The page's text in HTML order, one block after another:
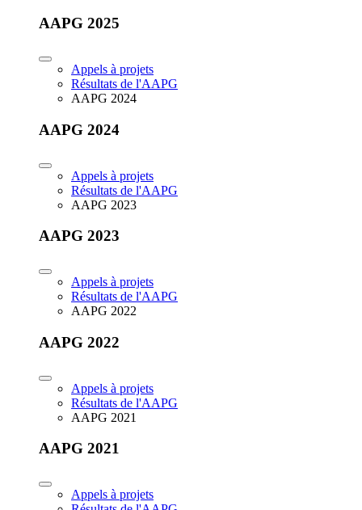
AAPG 2025
Appels à projets
Résultats de l'AAPG
AAPG 2024
AAPG 2024
Appels à projets
Résultats de l'AAPG
AAPG 2023
AAPG 2023
Appels à projets
Résultats de l'AAPG
AAPG 2022
AAPG 2022
Appels à projets
Résultats de l'AAPG
AAPG 2021
AAPG 2021
Appels à projets